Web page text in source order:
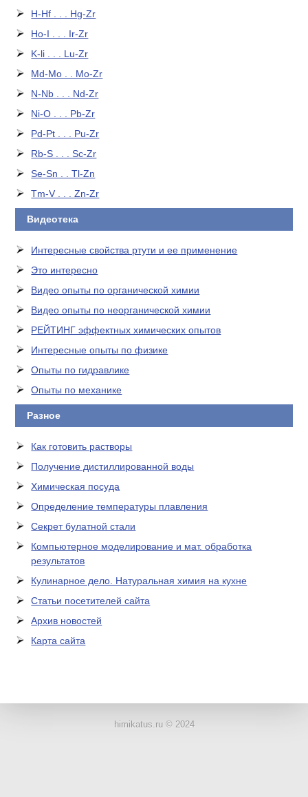
H-Hf . . . Hg-Zr
Ho-I . . . Ir-Zr
K-li . . . Lu-Zr
Md-Mo . . Mo-Zr
N-Nb . . . Nd-Zr
Ni-O . . . Pb-Zr
Pd-Pt . . . Pu-Zr
Rb-S . . . Sc-Zr
Se-Sn . . Tl-Zn
Tm-V . . . Zn-Zr
Видеотека
Интересные свойства ртути и ее применение
Это интересно
Видео опыты по органической химии
Видео опыты по неорганической химии
РЕЙТИНГ эффектных химических опытов
Интересные опыты по физике
Опыты по гидравлике
Опыты по механике
Разное
Как готовить растворы
Получение дистиллированной воды
Химическая посуда
Определение температуры плавления
Секрет булатной стали
Компьютерное моделирование и мат. обработка
результатов
Кулинарное дело. Натуральная химия на кухне
Статьи посетителей сайта
Архив новостей
Карта сайта
himikatus.ru © 2024